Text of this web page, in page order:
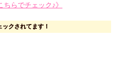
ちらでチェック♪》
クされてます！